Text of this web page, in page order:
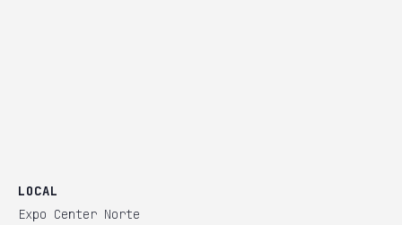
LOCAL
Expo Center Norte